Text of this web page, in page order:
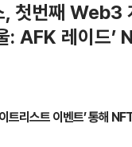
, 첫번째 Web3
: AFK 레이드’
이트리스트 이벤트’ 통해